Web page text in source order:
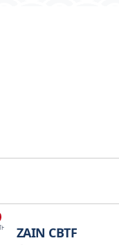
ZAIN CBTF